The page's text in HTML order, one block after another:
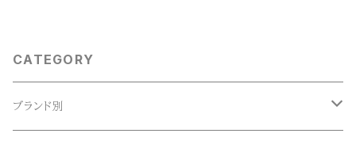
CATEGORY
ブランド別